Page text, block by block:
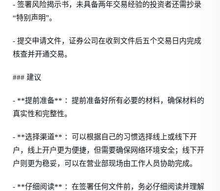
- 签署风险揭示书，未具备两年交易经验的投资者还需抄录
“特别声明”。
- 提交申请文件，证券公司在收到文件后五个交易日内完成
核查并开通交易。
### 建议
- **提前准备** ：提前准备好所有必要的材料，确保材料的
真实性和完整性。
- **选择渠道** ：可以根据自己的习惯选择线上或线下开
户，线上开户更为便捷，但需要确保网络环境安全；线下开
户则更为稳妥，可以在营业部现场由工作人员协助完成。
- **仔细阅读** ：在签署任何文件前，务必仔细阅读并理解